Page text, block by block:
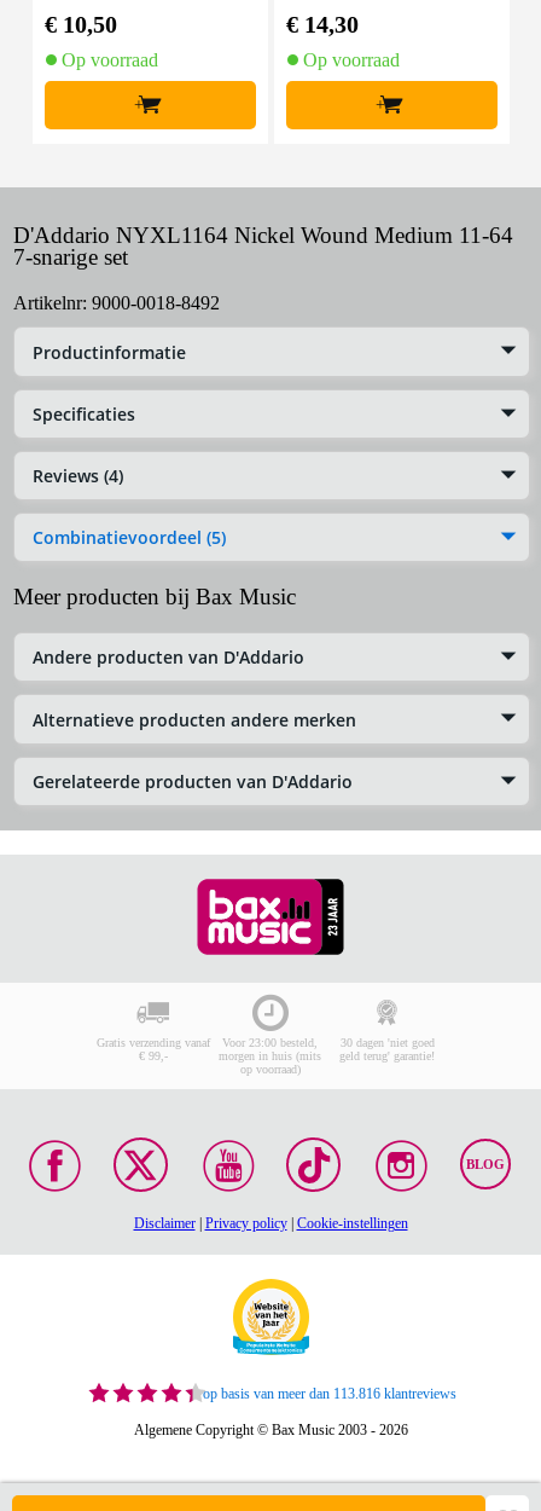
€ 10,50
Op voorraad
+
€ 14,30
Op voorraad
+
D'Addario NYXL1164 Nickel Wound Medium 11-64
7-snarige set
Artikelnr: 9000-0018-8492
Productinformatie
Specificaties
Reviews (4)
Combinatievoordeel (5)
Meer producten bij Bax Music
Andere producten van D'Addario
Alternatieve producten andere merken
Gerelateerde producten van D'Addario
Gratis verzending vanaf
€ 99,-
Voor 23:00 besteld,
morgen in huis (mits
op voorraad)
30 dagen 'niet goed
geld terug' garantie!
BLOG
Disclaimer| Privacy policy| Cookie-instellingen
op basis van meer dan 113.816 klantreviews
Algemene Copyright © Bax Music 2003 - 2026